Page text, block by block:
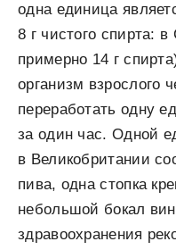
одна единица
8 г чистого спирта:
примерно 14 г
организм взрослого
переработать одну
за один час. Одной
в Великобритании
пива, одна стопка
небольшой бокал
здравоохранения